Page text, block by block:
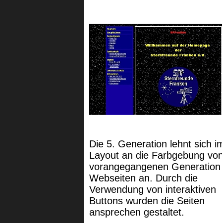
Die 5. Generation lehnt sich
Layout an die Farbgebung
vorangegangenen
Webseiten an. Durch die
Verwendung von interaktiven
Buttons wurden die Seiten
ansprechen gestaltet.